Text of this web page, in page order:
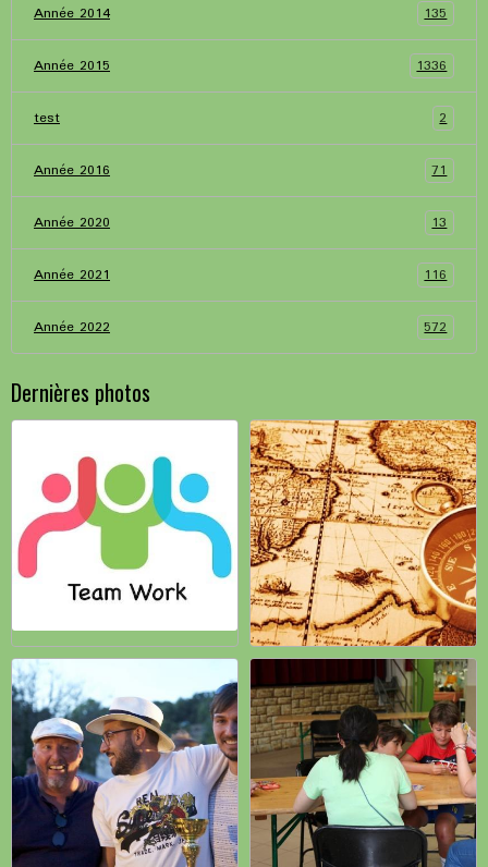
Année 2014 135
Année 2015 1336
test 2
Année 2016 71
Année 2020 13
Année 2021 116
Année 2022 572
Dernières photos